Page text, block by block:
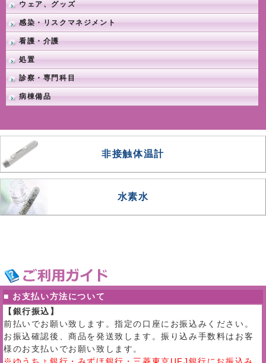
ウェア、グッズ
感染・リスクマネジメント
看護・介護
処置
診察・専門科目
病棟備品
非接触体温計
水素水
■ お支払い方法について
【銀行振込】
前払いでお願い致します。指定の口座にお振込みください。
お振込確認後、商品を発送致します。振り込み手数料はお客
様のお支払いでお願い致します。